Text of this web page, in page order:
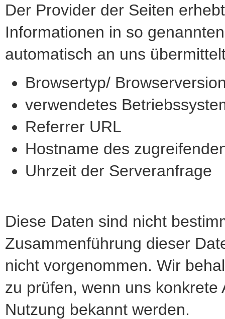
Der Provider der Seiten
Informationen in so
automatisch an uns
Browsertyp/
verwendetes
Referrer URL
Hostname des
Uhrzeit der Serveranfrage
Diese Daten sind nicht
Zusammenführung dieser
nicht vorgenommen. Wir
zu prüfen, wenn uns
Nutzung bekannt werden.